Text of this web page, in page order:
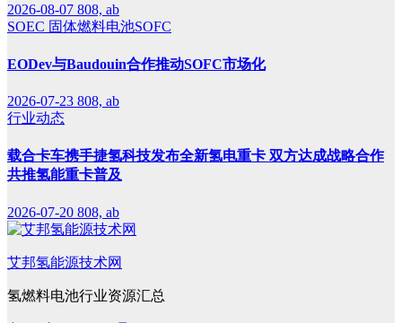
2026-08-07 808, ab
SOEC 固体燃料电池SOFC
EODev与Baudouin合作推动SOFC市场化
2026-07-23 808, ab
行业动态
载合卡车携手捷氢科技发布全新氢电重卡 双方达成战略合作
共推氢能重卡普及
2026-07-20 808, ab
艾邦氢能源技术网
氢燃料电池行业资源汇总